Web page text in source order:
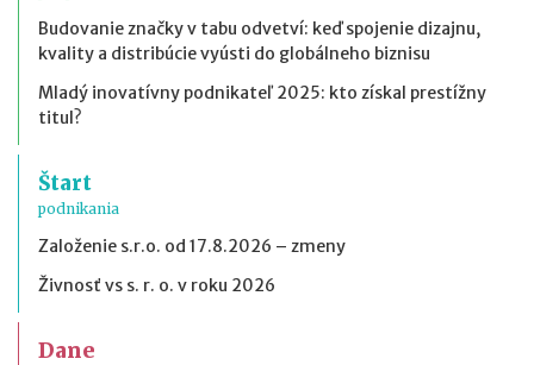
Budovanie značky v tabu odvetví: keď spojenie dizajnu,
kvality a distribúcie vyústi do globálneho biznisu
Mladý inovatívny podnikateľ 2025: kto získal prestížny
titul?
Štart
podnikania
Založenie s.r.o. od 17.8.2026 – zmeny
Živnosť vs s. r. o. v roku 2026
Dane